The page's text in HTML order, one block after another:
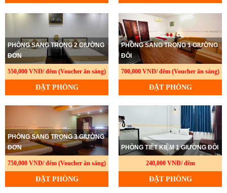
PHÒNG SANG TRỌNG 2 GIƯỜNG
ĐƠN
550,000 VNĐ/ đêm (Voucher ăn sáng)
ĐẶT PHÒNG
PHÒNG SANG TRỌNG 1 GIƯỜNG
ĐÔI
700,000 VNĐ/ đêm (Voucher ăn sáng)
ĐẶT PHÒNG
PHÒNG SANG TRỌNG 3 GIƯỜNG
ĐƠN
750,000 VNĐ/ đêm (Voucher ăn sáng)
ĐẶT PHÒNG
PHÒNG TIẾT KIỆM 1 GIƯỜNG ĐÔI
240,000 VNĐ/ đêm
ĐẶT PHÒNG